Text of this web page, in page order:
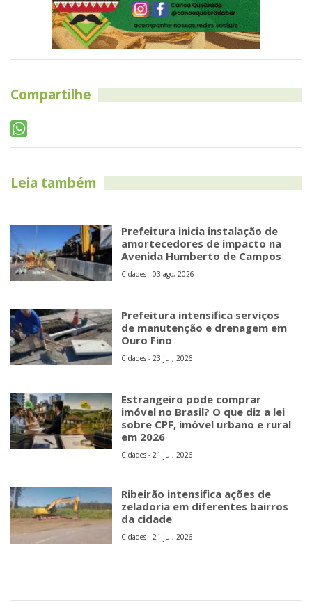
Compartilhe
Leia também
Prefeitura inicia instalação de
amortecedores de impacto na
Avenida Humberto de Campos
Cidades - 03 ago, 2026
Prefeitura intensifica serviços
de manutenção e drenagem em
Ouro Fino
Cidades - 23 jul, 2026
Estrangeiro pode comprar
imóvel no Brasil? O que diz a lei
sobre CPF, imóvel urbano e rural
em 2026
Cidades - 21 jul, 2026
Ribeirão intensifica ações de
zeladoria em diferentes bairros
da cidade
Cidades - 21 jul, 2026